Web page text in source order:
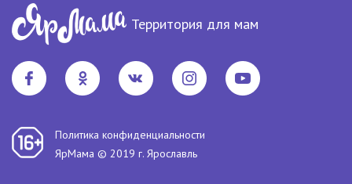
Территория для мам
Политика конфиденциальности
ЯрМама © 2019 г. Ярославль